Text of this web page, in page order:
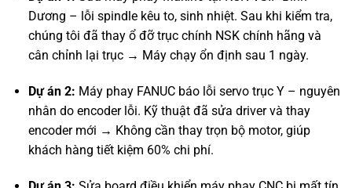
Dương – lỗi spindle kêu to, sinh nhiệt. Sau khi kiểm tra,
chúng tôi đã thay ổ đỡ trục chính NSK chính hãng và
cân chỉnh lại trục → Máy chạy ổn định sau 1 ngày.
Dự án 2: Máy phay FANUC báo lỗi servo trục Y – nguyên
nhân do encoder lỗi. Kỹ thuật đã sửa driver và thay
encoder mới → Không cần thay trọn bộ motor, giúp
khách hàng tiết kiệm 60% chi phí.